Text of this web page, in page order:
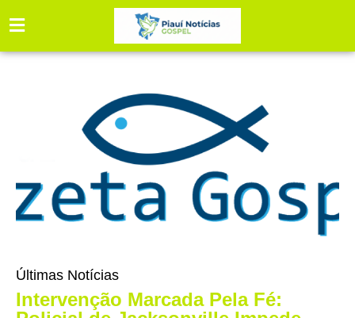
Últimas Notícias
Intervenção Marcada Pela Fé: